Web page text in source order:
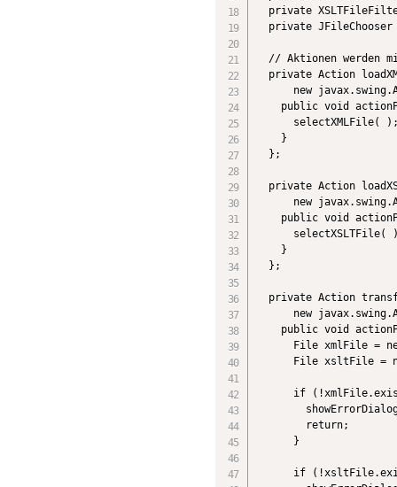
private
private
// Aktionen werden
private Action
new
public void
selectXMLFile(
    }
  };
private Action
new
public void
selectXSLTFile(
    }
  };
private Action
new
public void
File xmlFile =
File xsltFile =
if
        return;
      }
if